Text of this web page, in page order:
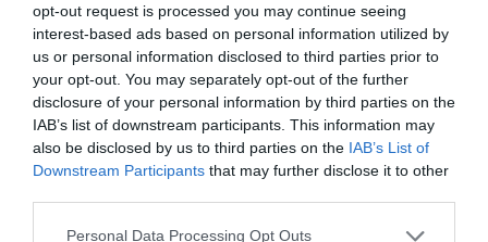
opt-out request is processed you may continue seeing
interest-based ads based on personal information utilized by
us or personal information disclosed to third parties prior to
your opt-out. You may separately opt-out of the further
disclosure of your personal information by third parties on the
IAB’s list of downstream participants. This information may
also be disclosed by us to third parties on the IAB’s List of
Downstream Participants that may further disclose it to other
Personal Data Processing Opt Outs